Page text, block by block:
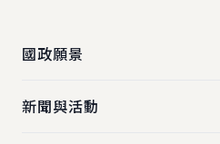
國政願景
新聞與活動